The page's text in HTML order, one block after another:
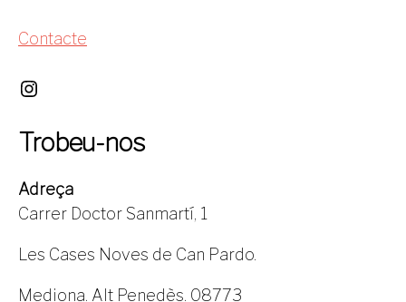
Contacte
Trobeu-nos
Adreça
Carrer Doctor Sanmartí, 1
Les Cases Noves de Can Pardo.
Mediona. Alt Penedès. 08773